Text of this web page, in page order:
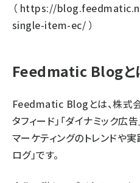
（ https://
single-item-ec/ ）
Feedmatic Blogと
Feedmatic Blogとは、株式会
タフィード」「ダイナミック広
マーケティングのトレンドや
ログ」です。